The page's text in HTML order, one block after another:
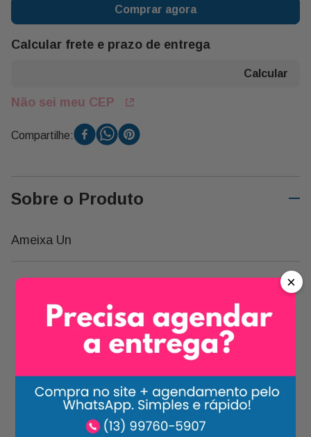
Comprar agora
Calcular frete e prazo de entrega
Não sei meu CEP
Compartilhe:
Sobre o Produto
Ameixa Un
Carrossel Descrição
×